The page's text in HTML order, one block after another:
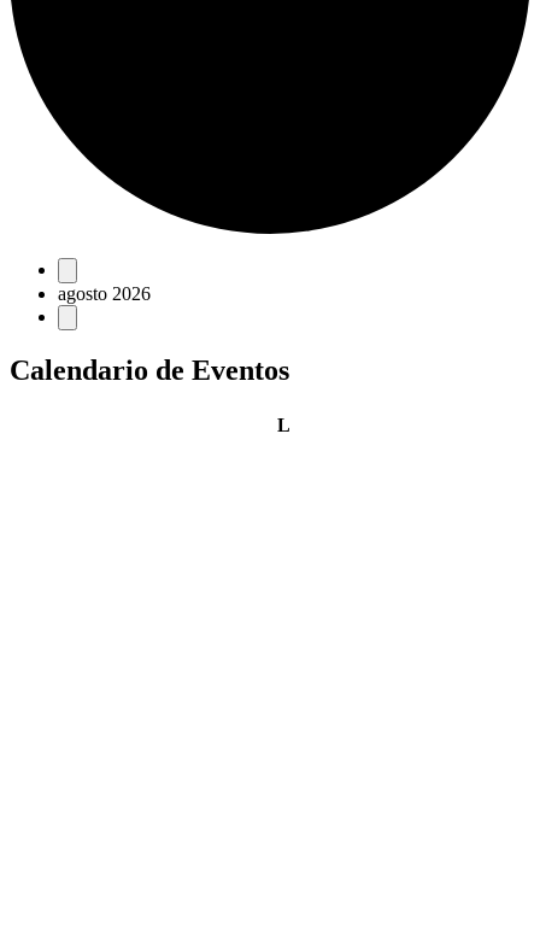
Eventos
agosto 2026
Calendario de Eventos
Llunes